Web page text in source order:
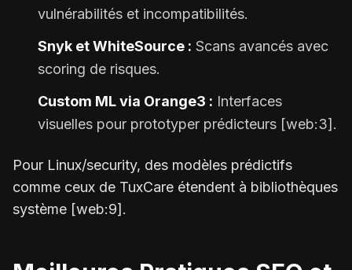
vulnérabilités et incompatibilités.
Snyk et WhiteSource : Scans avancés avec
scoring de risques.
Custom ML via Orange3 : Interfaces
visuelles pour prototyper prédicteurs [web:3].
Pour Linux/security, des modèles prédictifs
comme ceux de TuxCare étendent à bibliothèques
système [web:9].